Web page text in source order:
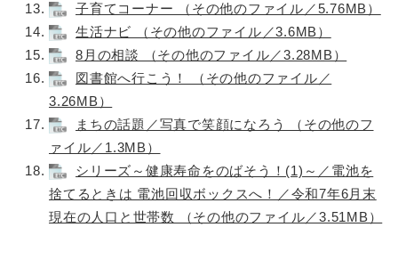
子育てコーナー （その他のファイル／5.76MB）
生活ナビ （その他のファイル／3.6MB）
8月の相談 （その他のファイル／3.28MB）
図書館へ行こう！ （その他のファイル／
3.26MB）
まちの話題／写真で笑顔になろう （その他のフ
ァイル／1.3MB）
シリーズ～健康寿命をのばそう！(1)～／電池を
捨てるときは 電池回収ボックスへ！／令和7年6月末
現在の人口と世帯数 （その他のファイル／3.51MB）